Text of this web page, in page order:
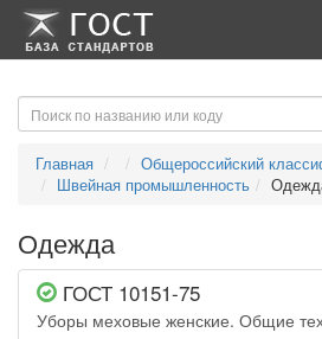
-->-->
Главная
Общероссийский
Швейная промышленность
Одежда
ГОСТ 10151-75
Уборы меховые женские. Общие